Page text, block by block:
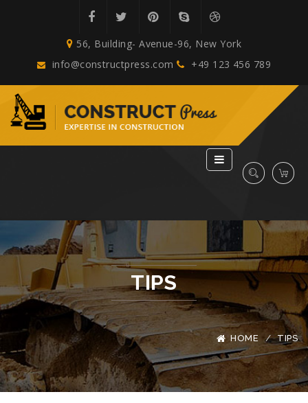
56, Building- Avenue-96, New York
info@constructpress.com
+49 123 456 789
TIPS
HOME TIPS